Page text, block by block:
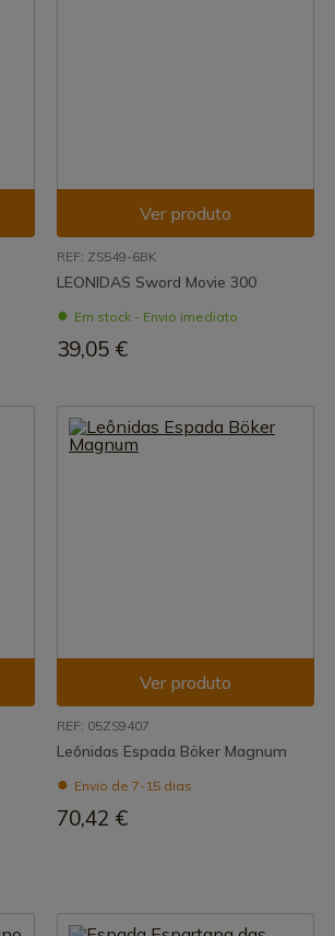
Ver produto
REF: ZS549-6BK
LEONIDAS Sword Movie 300
Em stock - Envio imediato
39,05 €
Ver produto
REF: 05ZS9407
Leônidas Espada Böker Magnum
Envio de 7-15 dias
70,42 €